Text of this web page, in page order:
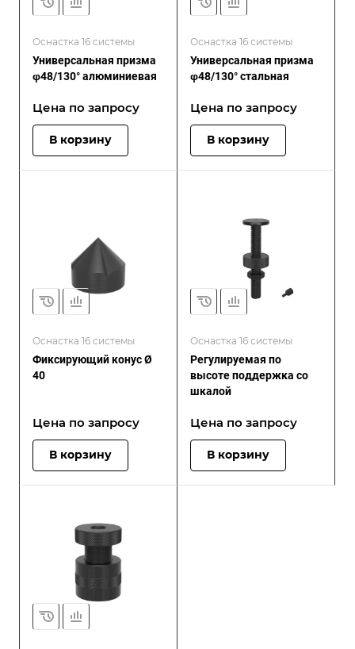
Оснастка 16 системы
Универсальная призма
φ48/130° алюминиевая
Цена по запросу
В корзину
Оснастка 16 системы
Универсальная призма
φ48/130° стальная
Цена по запросу
В корзину
Оснастка 16 системы
Фиксирующий конус Ø
40
Цена по запросу
В корзину
Оснастка 16 системы
Регулируемая по
высоте поддержка со
шкалой
Цена по запросу
В корзину